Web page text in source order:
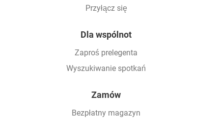
Przyłącz się
Dla wspólnot
Zaproś prelegenta
Wyszukiwanie spotkań
Zamów
Bezpłatny magazyn